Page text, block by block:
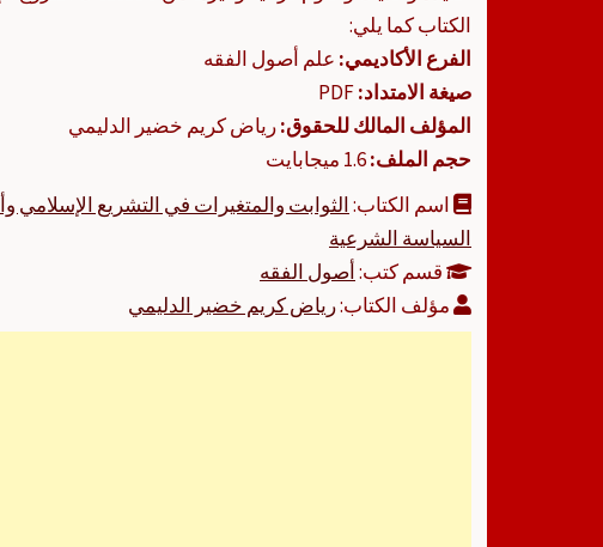
الكتاب كما يلي:
الفرع الأكاديمي: علم أصول الفقه
صيغة الامتداد:
المؤلف المالك للحقوق:رياض كريم خضير الدليمي
حجم الملف:
اسم الكتاب:الثوابت والمتغيرات في التشريع الإسلامي
السياسة الشرعية
قسم كتب:أصول الفقه
مؤلف الكتاب:رياض كريم خضير الدليمي